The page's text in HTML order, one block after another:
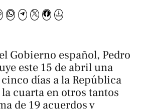
Gobierno español, Pedro
este 15 de abril una
días a la República
cuarta en otros tantos
de 19 acuerdos y